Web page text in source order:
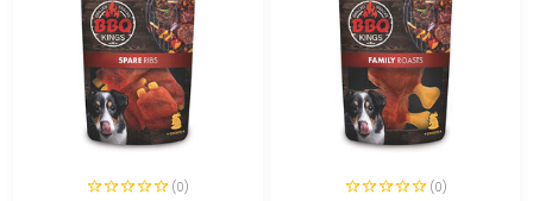
(0) (0)